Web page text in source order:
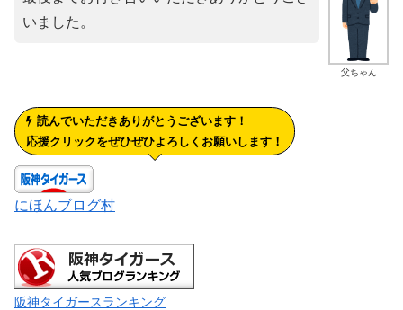
父ちゃん
いました。
読んでいただきありがとうございます！
応援クリックをぜひぜひよろしくお願いします！
にほんブログ村
阪神タイガースランキング